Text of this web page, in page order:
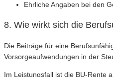
Ehrliche Angaben bei den
8. Wie wirkt sich die
Die Beiträge für eine
Vorsorgeaufwendungen in der
Im Leistungsfall ist die BU-Rente